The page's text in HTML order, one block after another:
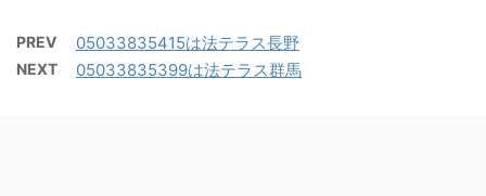
PREV 05033835415は法テラス長野
NEXT 05033835399は法テラス群馬